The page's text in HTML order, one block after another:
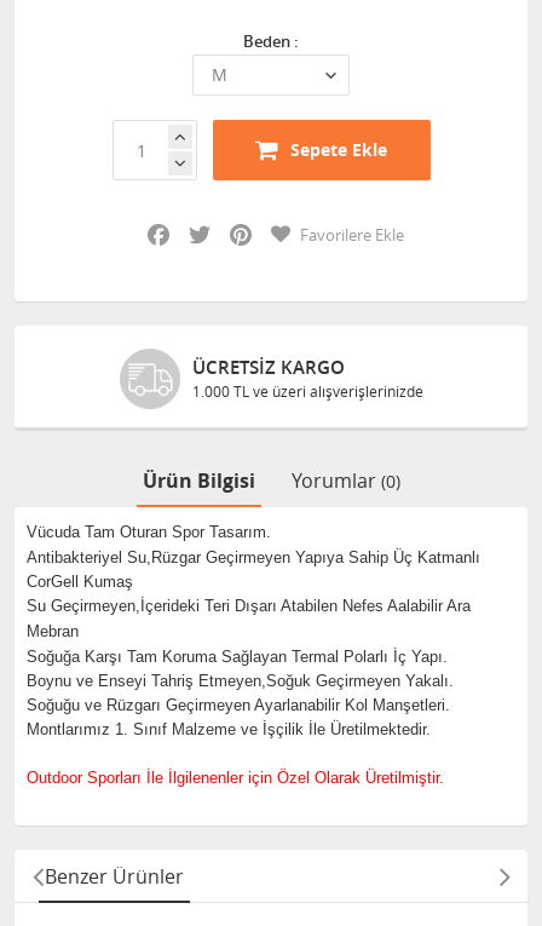
Beden :
Sepete Ekle
Facebook
Twitter PinterestFavorilere Ekle
ÜCRETSIZ KARGO
1.000 TL ve üzeri alışverişlerinizde
Ürün Bilgisi Yorumlar (0)
Vücuda Tam Oturan Spor Tasarım.
Antibakteriyel Su,Rüzgar Geçirmeyen Yapıya Sahip Üç Katmanlı
CorGell Kumaş
Su Geçirmeyen,İçerideki Teri Dışarı Atabilen Nefes Aalabilir Ara
Mebran
Soğuğa Karşı Tam Koruma Sağlayan Termal Polarlı İç Yapı.
Boynu ve Enseyi Tahriş Etmeyen,Soğuk Geçirmeyen Yakalı.
Soğuğu ve Rüzgarı Geçirmeyen Ayarlanabilir Kol Manşetleri.
Montlarımız 1. Sınıf Malzeme ve İşçilik İle Üretilmektedir.
Outdoor Sporları İle İlgilenenler için Özel Olarak Üretilmiştir.
Benzer Ürünler